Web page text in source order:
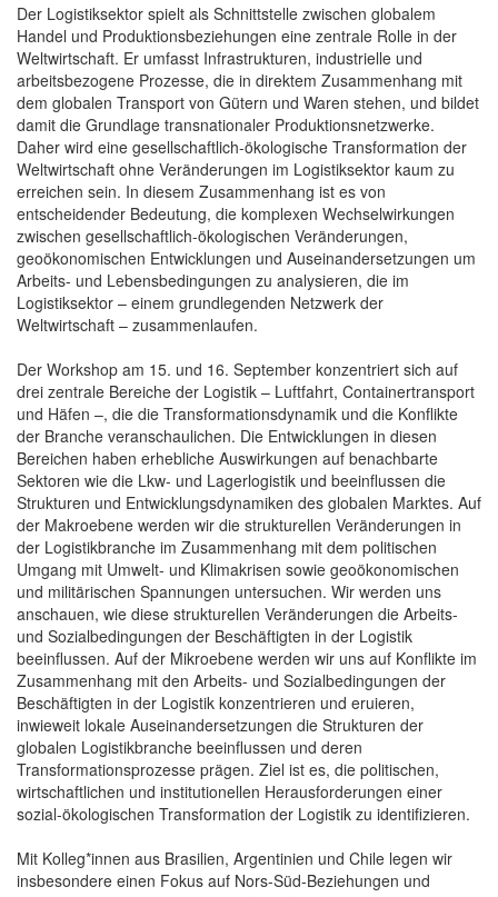
Der Logistiksektor spielt als Schnittstelle zwischen globalem
Handel und Produktionsbeziehungen eine zentrale Rolle in der
Weltwirtschaft. Er umfasst Infrastrukturen, industrielle und
arbeitsbezogene Prozesse, die in direktem Zusammenhang mit
dem globalen Transport von Gütern und Waren stehen, und bildet
damit die Grundlage transnationaler Produktionsnetzwerke.
Daher wird eine gesellschaftlich-ökologische Transformation der
Weltwirtschaft ohne Veränderungen im Logistiksektor kaum zu
erreichen sein. In diesem Zusammenhang ist es von
entscheidender Bedeutung, die komplexen Wechselwirkungen
zwischen gesellschaftlich-ökologischen Veränderungen,
geoökonomischen Entwicklungen und Auseinandersetzungen um
Arbeits- und Lebensbedingungen zu analysieren, die im
Logistiksektor – einem grundlegenden Netzwerk der
Weltwirtschaft – zusammenlaufen.
Der Workshop am 15. und 16. September konzentriert sich auf
drei zentrale Bereiche der Logistik – Luftfahrt, Containertransport
und Häfen –, die die Transformationsdynamik und die Konflikte
der Branche veranschaulichen. Die Entwicklungen in diesen
Bereichen haben erhebliche Auswirkungen auf benachbarte
Sektoren wie die Lkw- und Lagerlogistik und beeinflussen die
Strukturen und Entwicklungsdynamiken des globalen Marktes. Auf
der Makroebene werden wir die strukturellen Veränderungen in
der Logistikbranche im Zusammenhang mit dem politischen
Umgang mit Umwelt- und Klimakrisen sowie geoökonomischen
und militärischen Spannungen untersuchen. Wir werden uns
anschauen, wie diese strukturellen Veränderungen die Arbeits-
und Sozialbedingungen der Beschäftigten in der Logistik
beeinflussen. Auf der Mikroebene werden wir uns auf Konflikte im
Zusammenhang mit den Arbeits- und Sozialbedingungen der
Beschäftigten in der Logistik konzentrieren und eruieren,
inwieweit lokale Auseinandersetzungen die Strukturen der
globalen Logistikbranche beeinflussen und deren
Transformationsprozesse prägen. Ziel ist es, die politischen,
wirtschaftlichen und institutionellen Herausforderungen einer
sozial-ökologischen Transformation der Logistik zu identifizieren.
Mit Kolleg*innen aus Brasilien, Argentinien und Chile legen wir
insbesondere einen Fokus auf Nors-Süd-Beziehungen und